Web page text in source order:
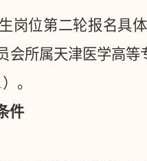
岗位第二轮报名具
会所属天津医学高等
）。
件